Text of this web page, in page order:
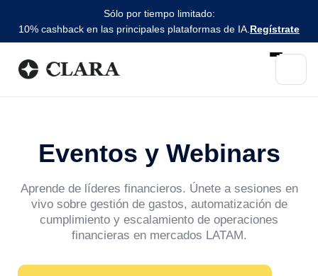
Sólo por tiempo limitado:
10% cashback en las principales plataformas de IA. Regístrate
Eventos y Webinars
Aprende de líderes financieros. Únete a sesiones en
vivo sobre gestión de gastos, automatización de
cumplimiento y escalamiento de operaciones
financieras en mercados LATAM.